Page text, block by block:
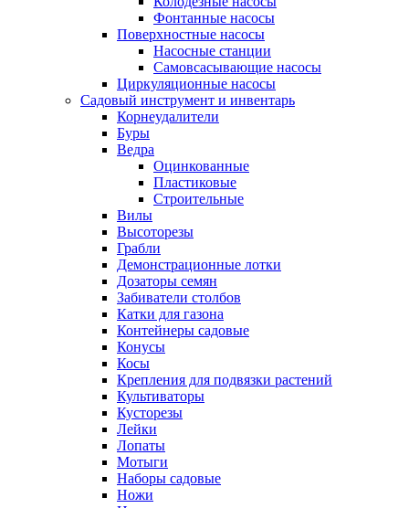
Фонтанные насосы
Поверхностные насосы
Насосные станции
Самовсасывающие насосы
Циркуляционные насосы
Садовый инструмент и инвентарь
Корнеудалители
Буры
Ведра
Оцинкованные
Пластиковые
Строительные
Вилы
Высоторезы
Грабли
Демонстрационные лотки
Дозаторы семян
Забиватели столбов
Катки для газона
Контейнеры садовые
Конусы
Косы
Крепления для подвязки растений
Культиваторы
Кусторезы
Лейки
Лопаты
Мотыги
Наборы садовые
Ножи